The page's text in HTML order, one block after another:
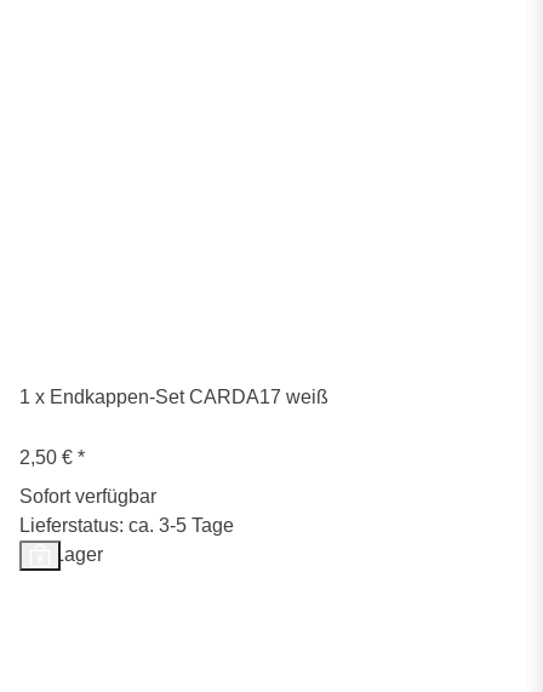
1 x Endkappen-Set CARDA17 weiß
2,50 € *
Sofort verfügbar
Lieferstatus: ca. 3-5 Tage
Auf Lager